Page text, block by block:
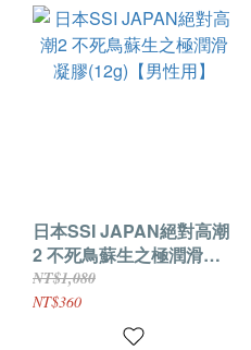
日本SSI JAPAN絕對高潮
2 不死鳥蘇生之極潤滑凝
膠(12g)【男性用】
NT$1,080
NT$360